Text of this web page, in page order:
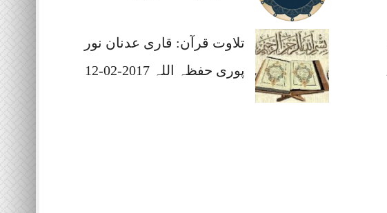
تلاوت قرآن: قاری عدنان نور
پوری حفظہ اللہ 2017-02-12